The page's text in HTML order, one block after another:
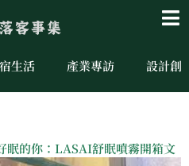
生活 產業專訪 設計創
眠的你：LASAI舒眠噴霧開箱文